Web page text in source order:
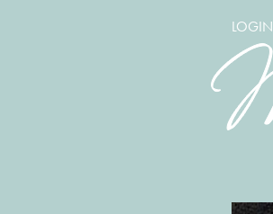
LOGIN